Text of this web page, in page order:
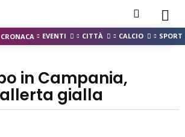
CRONACA EVENTI CITTÀ CALCIO SPORT
in Campania,
gialla